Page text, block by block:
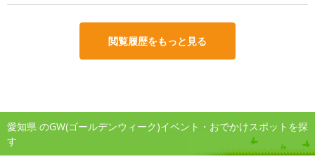
閲覧履歴をもっと見る
愛知県 のGW(ゴールデンウィーク)イベント・おでかけスポットを探
す